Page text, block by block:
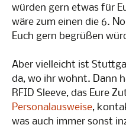
würden gern etwas für
wäre zum einen die 6.
Euch gern begrüßen
Aber vielleicht ist
da, wo ihr wohnt. Dann
RFID Sleeve, das Eure
Personalausweise,
was auch immer sonst